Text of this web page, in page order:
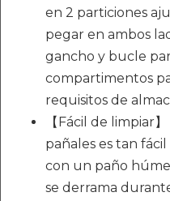
en 2 particiones
pegar en ambos
gancho y bucle
compartimentos
requisitos de
【Fácil de limpiar
pañales es tan
con un paño
se derrama